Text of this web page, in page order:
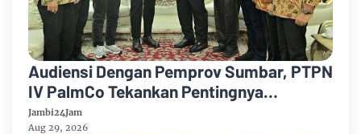
Audiensi Dengan Pemprov Sumbar, PTPN
IV PalmCo Tekankan Pentingnya
Harmonisasi Operasional Kebun
Jambi24Jam
Aug 29, 2026